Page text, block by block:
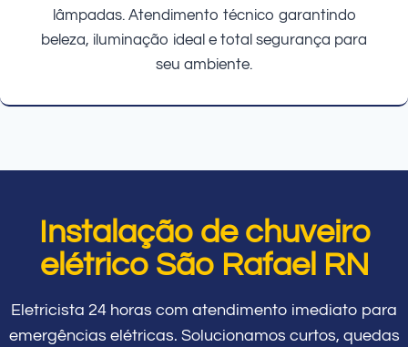
lâmpadas. Atendimento técnico garantindo
beleza, iluminação ideal e total segurança para
seu ambiente.
Instalação de chuveiro
elétrico São Rafael RN
Eletricista 24 horas com atendimento imediato para
emergências elétricas. Solucionamos curtos, quedas